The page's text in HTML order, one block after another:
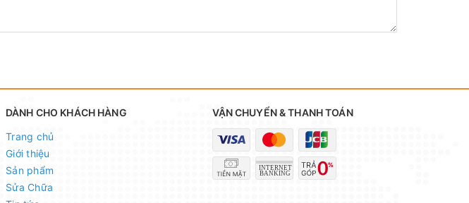
DÀNH CHO KHÁCH HÀNG
Trang chủ
Giới thiệu
Sản phẩm
Sửa Chữa
VẬN CHUYỂN & THANH TOÁN